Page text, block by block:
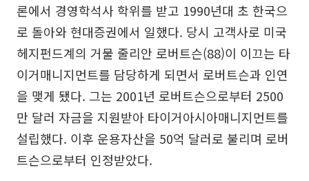
론에서 경영학석사 학위를 받고 1990년대 초 한국으
로 돌아와 현대증권에서 일했다. 당시 고객사로 미국
헤지펀드계의 거물 줄리안 로버트슨(88)이 이끄는 타
이거매니지먼트를 담당하게 되면서 로버트슨과 인연
을 맺게 됐다. 그는 2001년 로버트슨으로부터 2500
만 달러 자금을 지원받아 타이거아시아매니지먼트를
설립했다. 이후 운용자산을 50억 달러로 불리며 로버
트슨으로부터 인정받았다.